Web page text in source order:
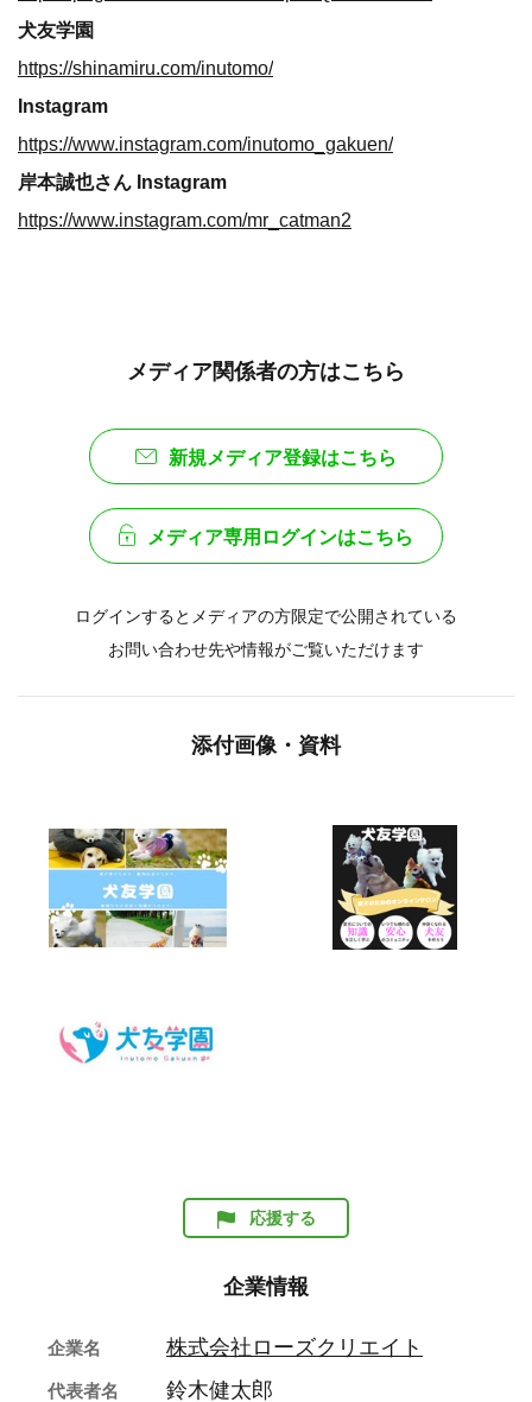
犬友学園
https://shinamiru.com/inutomo/
Instagram
https://www.instagram.com/inutomo_gakuen/
岸本誠也さん Instagram
https://www.instagram.com/mr_catman2
メディア関係者の方はこちら
新規メディア登録はこちら
メディア専用ログインはこちら
ログインするとメディアの方限定で公開されている
お問い合わせ先や情報がご覧いただけます
添付画像・資料
応援する
企業情報
企業名 株式会社ローズクリエイト
代表者名 鈴木健太郎